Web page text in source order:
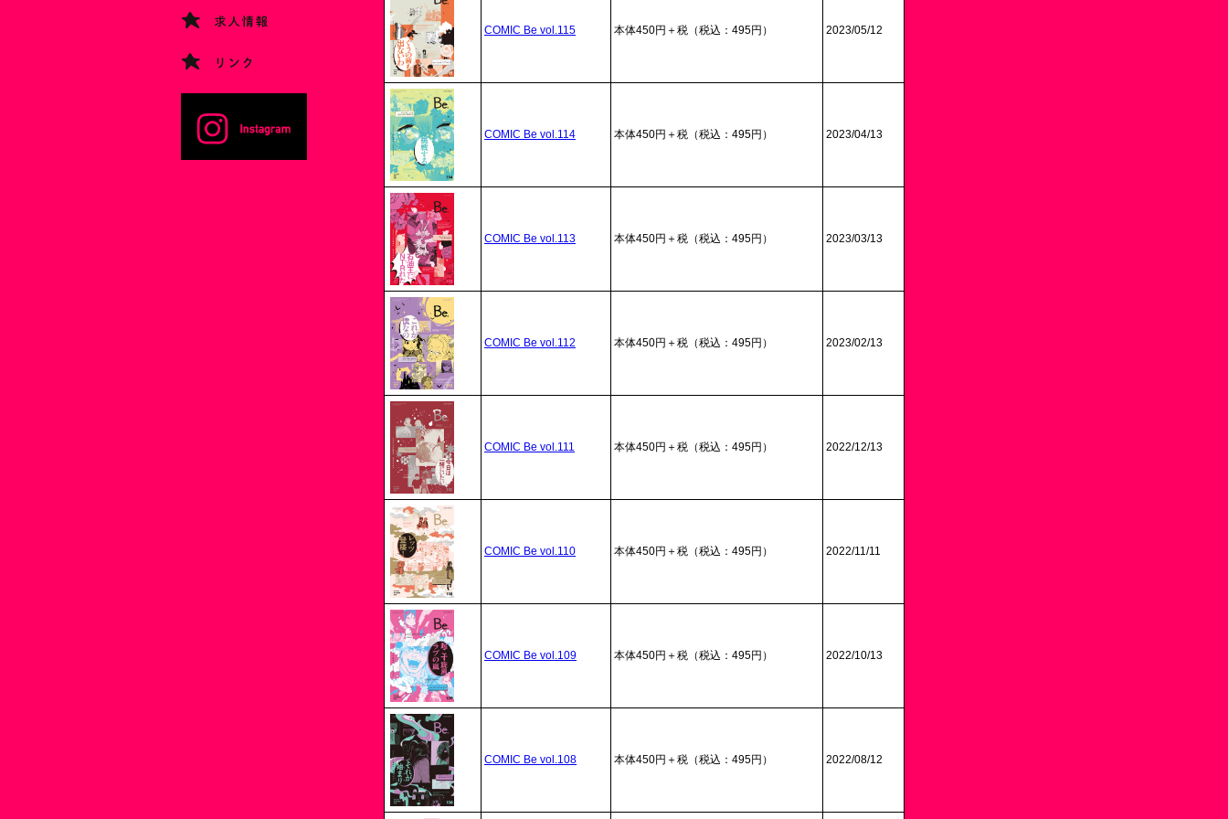
COMIC Be vol.115 本体450円＋税（税込：495円） 2023/05/12
COMIC Be vol.114 本体450円＋税（税込：495円） 2023/04/13
COMIC Be vol.113 本体450円＋税（税込：495円） 2023/03/13
COMIC Be vol.112 本体450円＋税（税込：495円） 2023/02/13
COMIC Be vol.111 本体450円＋税（税込：495円） 2022/12/13
COMIC Be vol.110 本体450円＋税（税込：495円） 2022/11/11
COMIC Be vol.109 本体450円＋税（税込：495円） 2022/10/13
COMIC Be vol.108 本体450円＋税（税込：495円） 2022/08/12